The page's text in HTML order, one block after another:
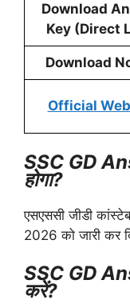
Download
Key (Direct
Download
Official
SSC GD
होगा?
एसएससी जीडी
2026 को जारी कर
SSC GD
करें?